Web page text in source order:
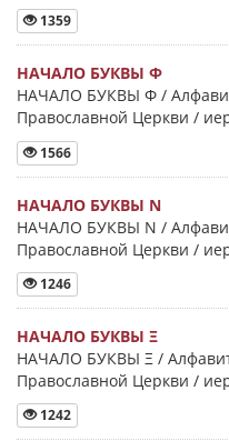
1359
НАЧАЛО БУКВЫ Φ
НАЧАЛО БУКВЫ Φ /
Православной Церкви /
1566
НАЧАЛО БУКВЫ Ν
НАЧАЛО БУКВЫ Ν /
Православной Церкви /
1246
НАЧАЛО БУКВЫ Ξ
НАЧАЛО БУКВЫ Ξ /
Православной Церкви /
1242